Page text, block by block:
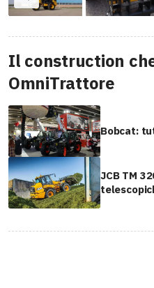
Il construction
OmniTrattore
Bobcat:
JCB TM